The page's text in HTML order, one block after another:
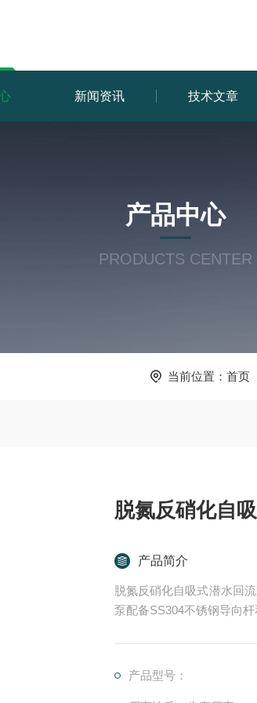
新闻资讯 技术文章
产品中心
PRODUCTS CENTER
当前位置： 首页
脱氮反硝化自
产品简介
脱氮反硝化自吸式潜水回
泵配备SS304不锈钢导向
产品型号：